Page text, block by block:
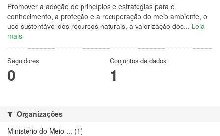
Promover a adoção de princípios e estratégias para o
conhecimento, a proteção e a recuperação do meio ambiente, o
uso sustentável dos recursos naturais, a valorização dos... Leia
mais
Seguidores
0
Conjuntos de dados
1
Organizações
Ministério do Meio ... (1)